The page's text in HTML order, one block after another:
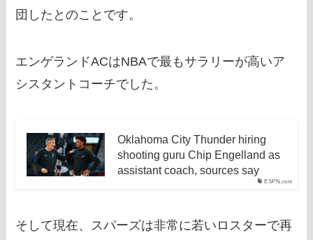
団したとのことです。
エンゲランドACはNBAで最もサラリーが高いア
シスタントコーチでした。
ESPN.com
Oklahoma City Thunder hiring
shooting guru Chip Engelland as
assistant coach, sources say
そして現在、スパーズは非常に若いロスターで再